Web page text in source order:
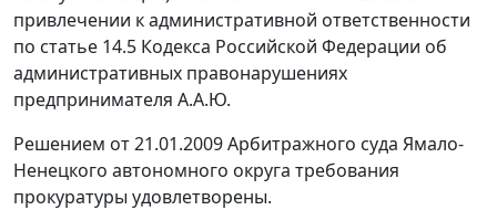
привлечении к административной ответственности
по статье 14.5 Кодекса Российской Федерации об
административных правонарушениях
предпринимателя А.А.Ю.
Решением от 21.01.2009 Арбитражного суда Ямало-
Ненецкого автономного округа требования
прокуратуры удовлетворены.